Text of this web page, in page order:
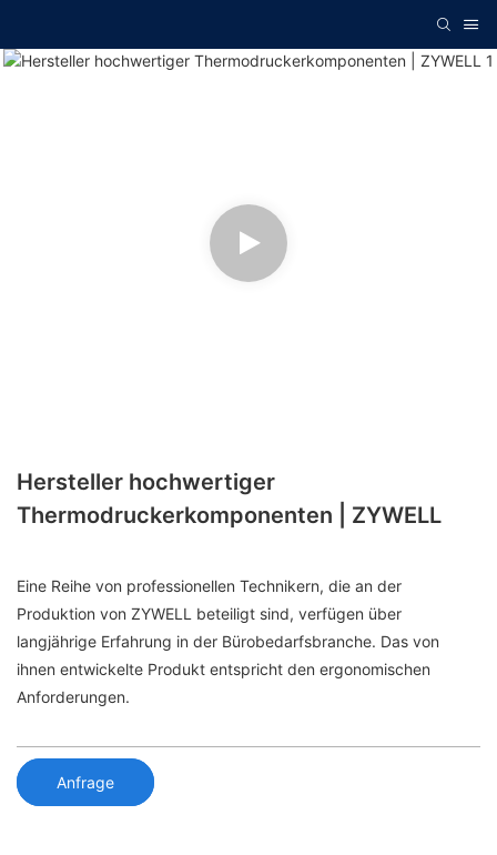
Hersteller hochwertiger
Thermodruckerkomponenten | ZYWELL
Eine Reihe von professionellen Technikern, die an der
Produktion von ZYWELL beteiligt sind, verfügen über
langjährige Erfahrung in der Bürobedarfsbranche. Das von
ihnen entwickelte Produkt entspricht den ergonomischen
Anforderungen.
Anfrage